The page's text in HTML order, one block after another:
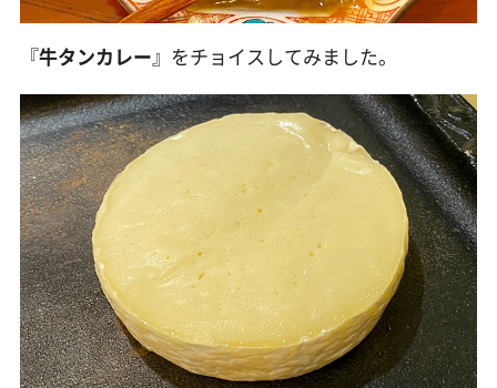
『牛タンカレー 』をチョイスしてみました。